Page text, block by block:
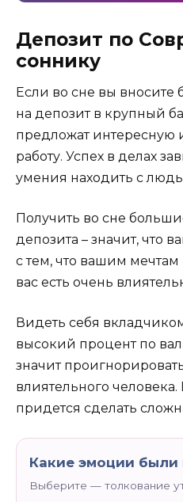
Депозит по
соннику
Если во сне вы
на депозит в крупный
предложат интересную
работу. Успех в делах
умения находить с
Получить во сне
депозита – значит, что
с тем, что вашим
вас есть очень
Видеть себя
высокий процент по
значит
влиятельного
придется сделать
Какие эмоции были
Выберите — толкование